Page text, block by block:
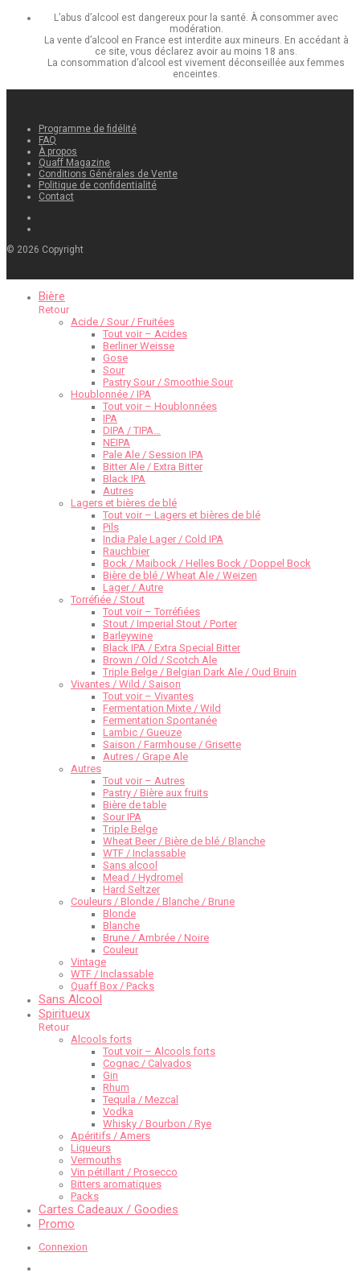
L’abus d’alcool est dangereux pour la santé. À consommer avec
modération.
La vente d’alcool en France est interdite aux mineurs. En accédant à
ce site, vous déclarez avoir au moins 18 ans.
La consommation d’alcool est vivement déconseillée aux femmes
enceintes.
Programme de fidélité
FAQ
À propos
Quaff Magazine
Conditions Générales de Vente
Politique de confidentialité
Contact
© 2026 Copyright
Bière
Retour
Acide / Sour / Fruitées
Tout voir – Acides
Berliner Weisse
Gose
Sour
Pastry Sour / Smoothie Sour
Houblonnée / IPA
Tout voir – Houblonnées
IPA
DIPA / TIPA…
NEIPA
Pale Ale / Session IPA
Bitter Ale / Extra Bitter
Black IPA
Autres
Lagers et bières de blé
Tout voir – Lagers et bières de blé
Pils
India Pale Lager / Cold IPA
Rauchbier
Bock / Maibock / Helles Bock / Doppel Bock
Bière de blé / Wheat Ale / Weizen
Lager / Autre
Torréfiée / Stout
Tout voir – Torréfiées
Stout / Imperial Stout / Porter
Barleywine
Black IPA / Extra Special Bitter
Brown / Old / Scotch Ale
Triple Belge / Belgian Dark Ale / Oud Bruin
Vivantes / Wild / Saison
Tout voir – Vivantes
Fermentation Mixte / Wild
Fermentation Spontanée
Lambic / Gueuze
Saison / Farmhouse / Grisette
Autres / Grape Ale
Autres
Tout voir – Autres
Pastry / Bière aux fruits
Bière de table
Sour IPA
Triple Belge
Wheat Beer / Bière de blé / Blanche
WTF / Inclassable
Sans alcool
Mead / Hydromel
Hard Seltzer
Couleurs / Blonde / Blanche / Brune
Blonde
Blanche
Brune / Ambrée / Noire
Couleur
Vintage
WTF / Inclassable
Quaff Box / Packs
Sans Alcool
Spiritueux
Retour
Alcools forts
Tout voir – Alcools forts
Cognac / Calvados
Gin
Rhum
Tequila / Mezcal
Vodka
Whisky / Bourbon / Rye
Apéritifs / Amers
Liqueurs
Vermouths
Vin pétillant / Prosecco
Bitters aromatiques
Packs
Cartes Cadeaux / Goodies
Promo
Connexion